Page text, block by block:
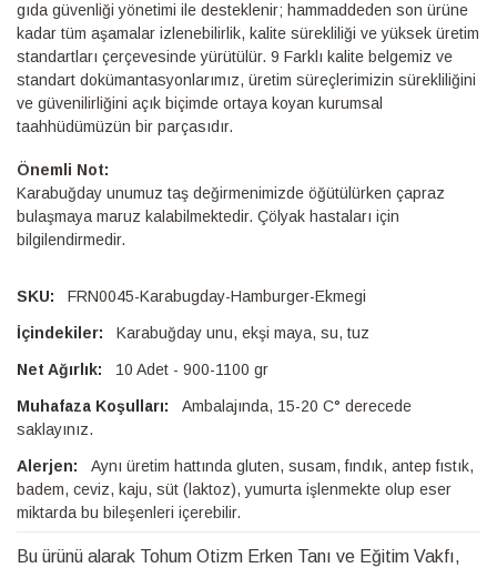
gıda güvenliği yönetimi ile desteklenir; hammaddeden son ürüne
kadar tüm aşamalar izlenebilirlik, kalite sürekliliği ve yüksek üretim
standartları çerçevesinde yürütülür. 9 Farklı kalite belgemiz ve
standart dokümantasyonlarımız, üretim süreçlerimizin sürekliliğini
ve güvenilirliğini açık biçimde ortaya koyan kurumsal
taahhüdümüzün bir parçasıdır.
Önemli Not:
Karabuğday unumuz taş değirmenimizde öğütülürken çapraz
bulaşmaya maruz kalabilmektedir. Çölyak hastaları için
bilgilendirmedir.
FRN0045-Karabugday-Hamburger-Ekmegi
Karabuğday unu, ekşi maya, su, tuz
10 Adet - 900-1100 gr
Ambalajında, 15-20 C° derecede
saklayınız.
Aynı üretim hattında gluten, susam, fındık, antep fıstık,
badem, ceviz, kaju, süt (laktoz), yumurta işlenmekte olup eser
miktarda bu bileşenleri içerebilir.
Bu ürünü alarak Tohum Otizm Erken Tanı ve Eğitim Vakfı,